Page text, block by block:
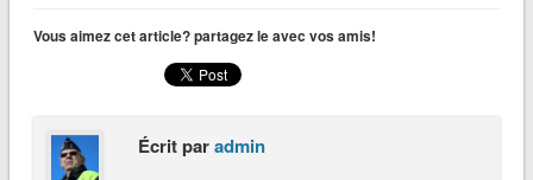
Vous aimez cet article? partagez le avec vos amis!
Écrit paradmin